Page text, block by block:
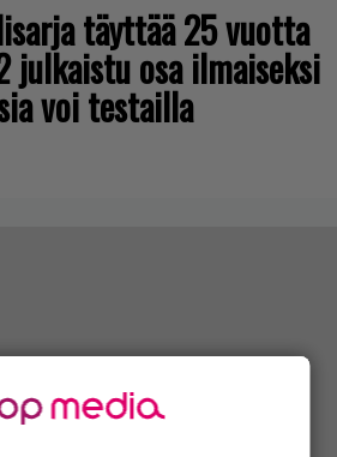
täyttää 25 vuotta
julkaistu osa ilmaiseksi
voi testailla